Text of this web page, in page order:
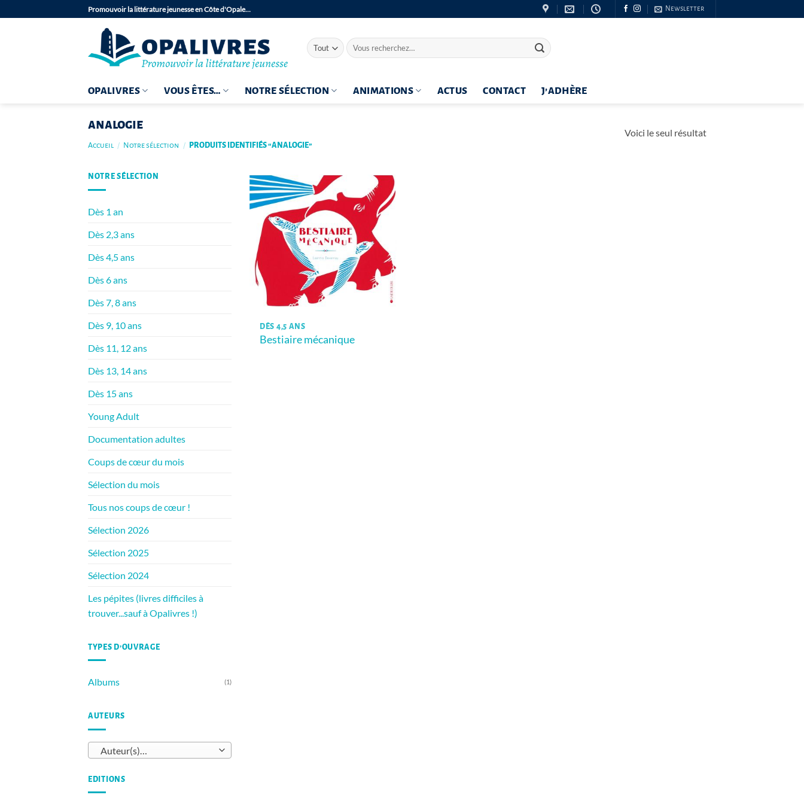
au
Promouvoir la littérature jeunesse en Côte d'Opale… Newsletter
Recherche
pour :
OPALIVRES VOUS ÊTES… NOTRE SÉLECTION ANIMATIONS ACTUS CONTACT J’ADHÈRE
analogie
Accueil / Notre sélection / PRODUITS IDENTIFIÉS “ANALOGIE”
Voici le seul résultat
NOTRE SÉLECTION
Dès 1 an
Dès 2,3 ans
Dès 4,5 ans
Dès 6 ans
Dès 7, 8 ans
Dès 9, 10 ans
Dès 11, 12 ans
Dès 13, 14 ans
Dès 15 ans
Young Adult
Documentation adultes
Coups de cœur du mois
Sélection du mois
Tous nos coups de cœur !
Sélection 2026
Sélection 2025
Sélection 2024
Les pépites (livres difficiles à
trouver...sauf à Opalivres !)
TYPES D’OUVRAGE
Albums (1)
AUTEURS
Auteur(s)…
EDITIONS
DÈS 4,5 ANS
Bestiaire mécanique